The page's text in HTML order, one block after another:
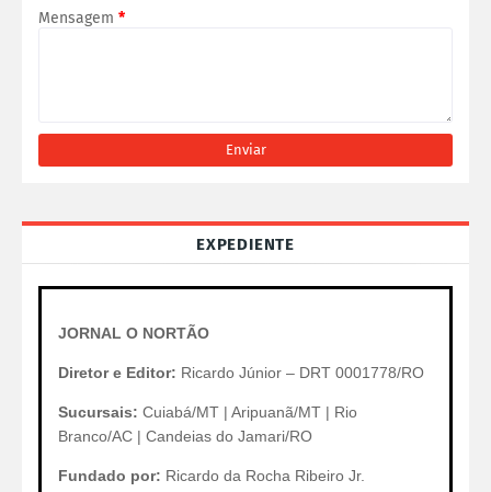
Mensagem *
EXPEDIENTE
JORNAL O NORTÃO
Diretor e Editor: Ricardo Júnior – DRT 0001778/RO
Sucursais: Cuiabá/MT | Aripuanã/MT | Rio
Branco/AC | Candeias do Jamari/RO
Fundado por: Ricardo da Rocha Ribeiro Jr.